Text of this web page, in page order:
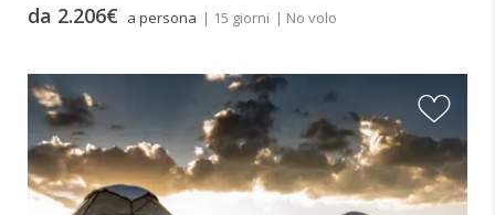
da 2.206€ a persona | 15 giorni | No volo